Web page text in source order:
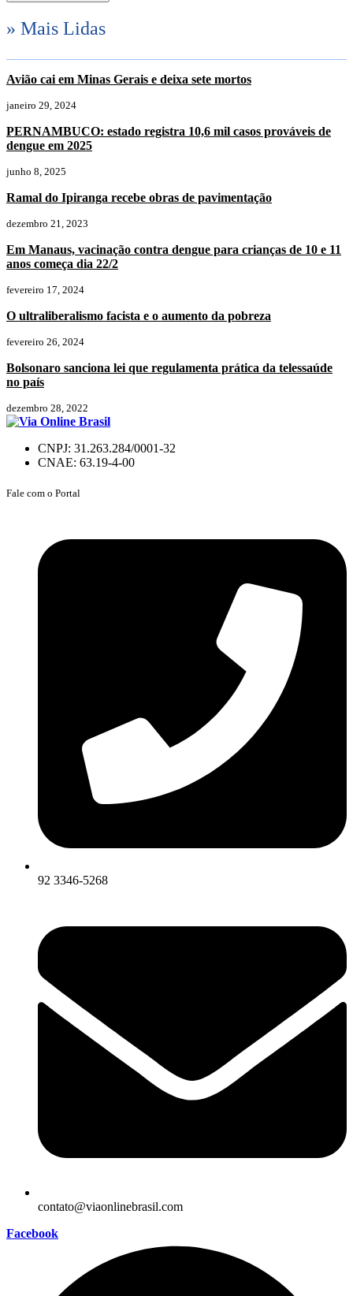
» Mais Lidas
Avião cai em Minas Gerais e deixa sete mortos
janeiro 29, 2024
PERNAMBUCO: estado registra 10,6 mil casos prováveis de
dengue em 2025
junho 8, 2025
Ramal do Ipiranga recebe obras de pavimentação
dezembro 21, 2023
Em Manaus, vacinação contra dengue para crianças de 10 e 11
anos começa dia 22/2
fevereiro 17, 2024
O ultraliberalismo facista e o aumento da pobreza
fevereiro 26, 2024
Bolsonaro sanciona lei que regulamenta prática da telessaúde
no país
dezembro 28, 2022
CNPJ: 31.263.284/0001-32
CNAE: 63.19-4-00
Fale com o Portal
92 3346-5268
contato@viaonlinebrasil.com
Facebook